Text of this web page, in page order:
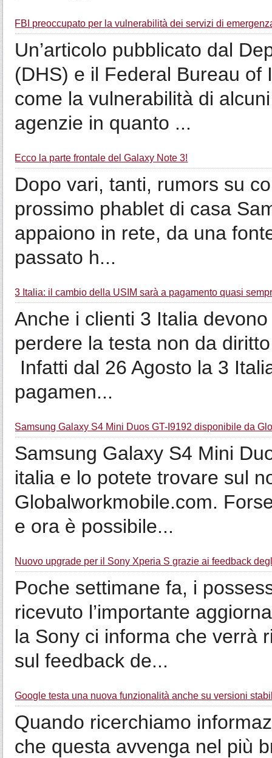
FBI preoccupato per la vulnerabilità dei servizi di
Un’articolo pubblicato dal
(DHS) e il Federal Bureau
come la vulnerabilità di
agenzie in quanto ...
Ecco la parte frontale del Galaxy Note 3!
Dopo vari, tanti, rumors su
prossimo phablet di casa
appaiono in rete, da una
passato h...
3 Italia: il cambio della USIM sarà a pagamento quasi
Anche i clienti 3 Italia
perdere la testa non da
Infatti dal 26 Agosto la 3
pagamen...
Samsung Galaxy S4 Mini Duos GT-I9192 disponibile da
Samsung Galaxy S4 Mini
italia e lo potete trovare sul
Globalworkmobile.com.
e ora è possibile...
Nuovo upgrade per il Sony Xperia S grazie ai feedback
Poche settimane fa, i
ricevuto l’importante
la Sony ci informa che verrà
sul feedback de...
Google testa una nuova funzionalità anche su versioni
Quando ricerchiamo
che questa avvenga nel più